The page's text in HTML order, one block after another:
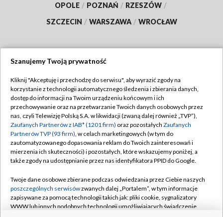
OPOLE / POZNAŃ / RZESZÓW /
SZCZECIN / WARSZAWA / WROCŁAW
TVP
Abonament TVP
Emisja w TVP
Centrum informacji TVP
Naziemna Telewizja Cyfrowa
Rada Programowa
System NOS
Regulamin TVP
Polityka prywatności
Moje zgody
Pomoc
Kontakt
Szanujemy Twoją prywatność
Kliknij "Akceptuję i przechodzę do serwisu", aby wyrazić zgody na
korzystanie z technologii automatycznego śledzenia i zbierania danych,
dostęp do informacji na Twoim urządzeniu końcowym i ich
przechowywanie oraz na przetwarzanie Twoich danych osobowych przez
nas, czyli Telewizję Polską S.A. w likwidacji (zwaną dalej również „TVP”),
Zaufanych Partnerów z IAB* (1201 firm) oraz pozostałych Zaufanych
Partnerów TVP (93 firm), w celach marketingowych (w tym do
zautomatyzowanego dopasowania reklam do Twoich zainteresowań i
mierzenia ich skuteczności) i pozostałych, które wskazujemy poniżej, a
także zgody na udostępnianie przez nas identyfikatora PPID do Google.
Twoje dane osobowe zbierane podczas odwiedzania przez Ciebie naszych
poszczególnych serwisówzwanych dalej „Portalem”, w tym informacje
zapisywane za pomocą technologii takich jak: pliki cookie, sygnalizatory
WWW lub innych podobnych technologii umożliwiających świadczenie